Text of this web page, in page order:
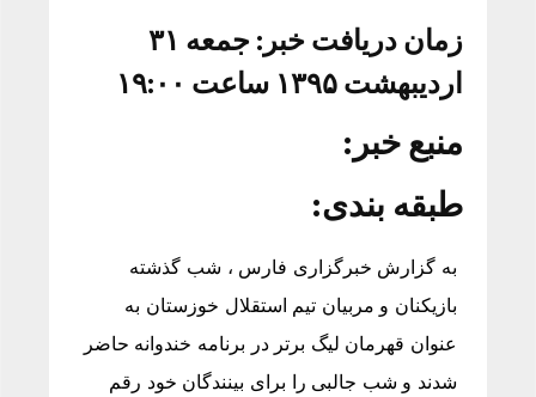
زمان دریافت خبر: جمعه ۳۱
اردیبهشت ۱۳۹۵ ساعت ۱۹:۰۰
منبع خبر:
طبقه بندی:
به گزارش خبرگزاری فارس ، شب گذشته
بازیکنان و مربیان تیم استقلال خوزستان به
عنوان قهرمان لیگ برتر در برنامه خندوانه حاضر
شدند و شب جالبی را برای بینندگان خود رقم